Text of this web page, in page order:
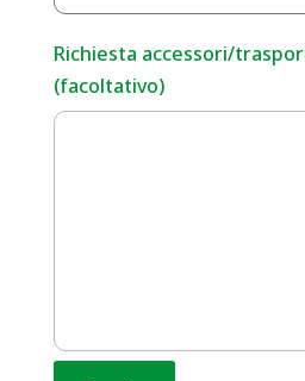
Richiesta accessori/
(facoltativo)